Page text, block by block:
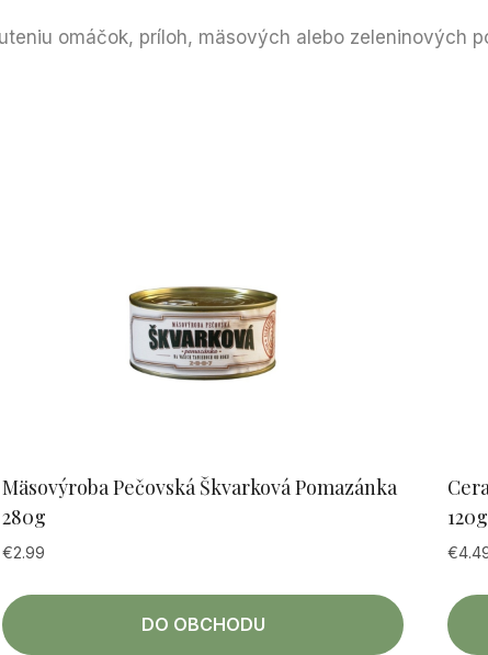
omáčok, príloh, mäsových alebo zeleninových
Mäsovýroba Pečovská Škvarková Pomazánka
280g
€2.99
DO OBCHODU
120g
€